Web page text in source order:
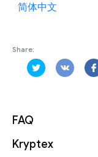
FAQ
Kryptex
简体中文
Share: